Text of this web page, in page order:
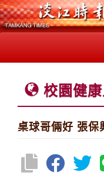
校園健
桌球哥倆好 張保